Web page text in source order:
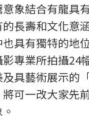
象結合有龍具
長壽和文化意
具有獨特的地
專業所拍攝24
具藝術展示的
可一改大家先